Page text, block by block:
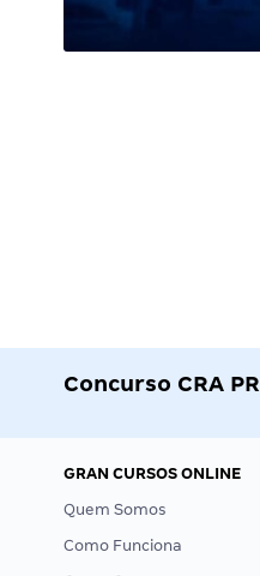
Concurso CRA PR
GRAN CURSOS ONLINE
Quem Somos
Como Funciona